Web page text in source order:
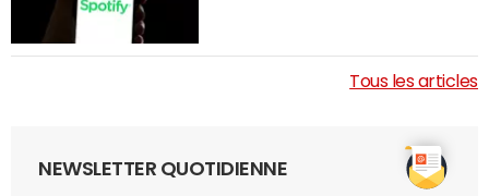
Tous les articles
NEWSLETTER QUOTIDIENNE